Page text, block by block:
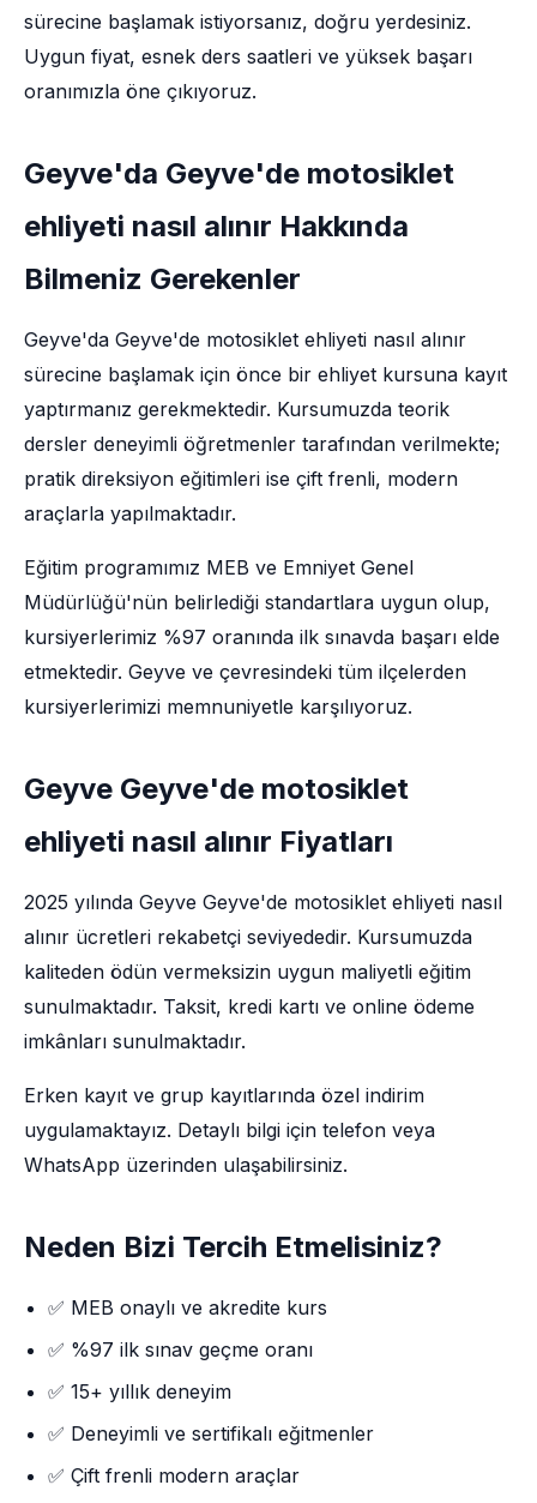
sürecine başlamak istiyorsanız, doğru yerdesiniz.
Uygun fiyat, esnek ders saatleri ve yüksek başarı
oranımızla öne çıkıyoruz.
Geyve'da Geyve'de motosiklet
ehliyeti nasıl alınır Hakkında
Bilmeniz Gerekenler
Geyve'da Geyve'de motosiklet ehliyeti nasıl alınır
sürecine başlamak için önce bir ehliyet kursuna kayıt
yaptırmanız gerekmektedir. Kursumuzda teorik
dersler deneyimli öğretmenler tarafından verilmekte;
pratik direksiyon eğitimleri ise çift frenli, modern
araçlarla yapılmaktadır.
Eğitim programımız MEB ve Emniyet Genel
Müdürlüğü'nün belirlediği standartlara uygun olup,
kursiyerlerimiz %97 oranında ilk sınavda başarı elde
etmektedir. Geyve ve çevresindeki tüm ilçelerden
kursiyerlerimizi memnuniyetle karşılıyoruz.
Geyve Geyve'de motosiklet
ehliyeti nasıl alınır Fiyatları
2025 yılında Geyve Geyve'de motosiklet ehliyeti nasıl
alınır ücretleri rekabetçi seviyededir. Kursumuzda
kaliteden ödün vermeksizin uygun maliyetli eğitim
sunulmaktadır. Taksit, kredi kartı ve online ödeme
imkânları sunulmaktadır.
Erken kayıt ve grup kayıtlarında özel indirim
uygulamaktayız. Detaylı bilgi için telefon veya
WhatsApp üzerinden ulaşabilirsiniz.
Neden Bizi Tercih Etmelisiniz?
✅ MEB onaylı ve akredite kurs
✅ %97 ilk sınav geçme oranı
✅ 15+ yıllık deneyim
✅ Deneyimli ve sertifikalı eğitmenler
✅ Çift frenli modern araçlar